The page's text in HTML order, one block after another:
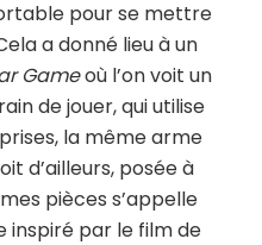
pour se mettre
a donné lieu à un
Gameoù l’on voit un
de jouer, qui utilise
la même arme
d’ailleurs, posée à
pièces s’appelle
inspiré par le film de